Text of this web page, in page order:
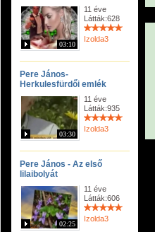
03:10
11 éve
Látták:628
Izolda3
Pere János-
Herkulesfürdői emlék
03:30
11 éve
Látták:935
Izolda3
Pere János - Az első
lilaibolyát
02:25
11 éve
Látták:606
Izolda3